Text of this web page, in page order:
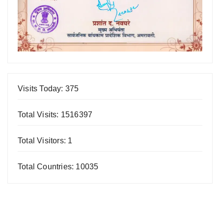
Visits Today: 375
Total Visits: 1516397
Total Visitors: 1
Total Countries: 10035